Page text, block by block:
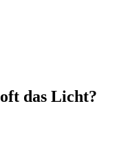
das Licht?